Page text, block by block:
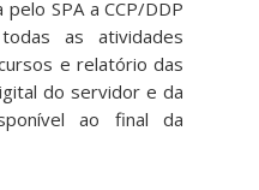
SPA a CCP/DDP
as atividades
e relatório das
do servidor e da
ao final da